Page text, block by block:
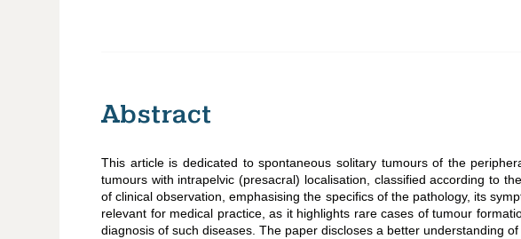
Abstract
This article is dedicated to spontaneous solitary tumours of the
tumours with intrapelvic (presacral) localisation, classified according to
of clinical observation, emphasising the specifics of the pathology, its
relevant for medical practice, as it highlights rare cases of tumour
diagnosis of such diseases. The paper discloses a better understanding